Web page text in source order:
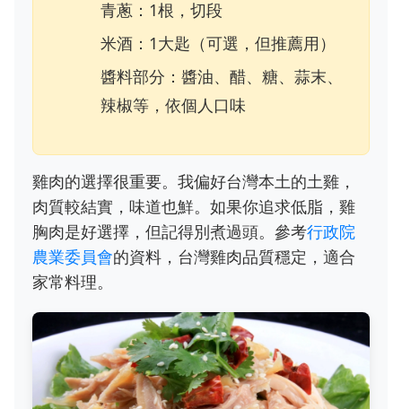
青蔥：1根，切段
米酒：1大匙（可選，但推薦用）
醬料部分：醬油、醋、糖、蒜末、
辣椒等，依個人口味
雞肉的選擇很重要。我偏好台灣本土的土雞，
肉質較結實，味道也鮮。如果你追求低脂，雞
胸肉是好選擇，但記得別煮過頭。參考行政院
農業委員會的資料，台灣雞肉品質穩定，適合
家常料理。